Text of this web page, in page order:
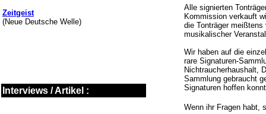
Zeitgeist
(Neue Deutsche Welle)
Interviews / Artikel :
Alle signierten
Kommission verkauft
die Tonträger
musikalischer
Wir haben auf die
rare Signaturen-
Nichtraucherhaushalt,
Sammlung gebraucht
Signaturen hoffen
Wenn ihr Fragen habt,